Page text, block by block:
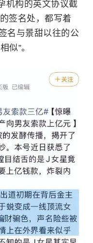
机构的英文协议截
签名处，都写着
名与景甜以往的公
似”。